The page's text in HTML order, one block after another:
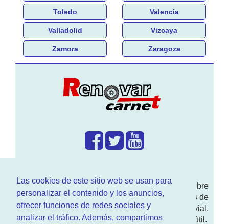
Las cookies de este sitio web se usan para
personalizar el contenido y los anuncios,
ofrecer funciones de redes sociales y
analizar el tráfico. Además, compartimos
Toledo Valencia
Valladolid Vizcaya
Zamora Zaragoza
Enwww.RenovarCarnet.comTe contamos sobre
larenovación del permisode conducir, noticias de
actualidad motor y sobre todo seguridad vial.
Ademas tenemos todo tipo de información DGT útil.